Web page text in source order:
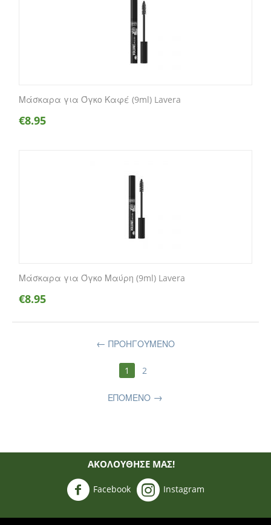
Μάσκαρα για Όγκο Καφέ (9ml) Lavera
€8.95
Μάσκαρα για Όγκο Μαύρη (9ml) Lavera
€8.95
ΠΡΟΗΓΟΎΜΕΝΟ
1 2
ΕΠΌΜΕΝΟ
ΑΚΟΛΟΥΘΗΣΈ ΜΑΣ!
Facebook Instagram